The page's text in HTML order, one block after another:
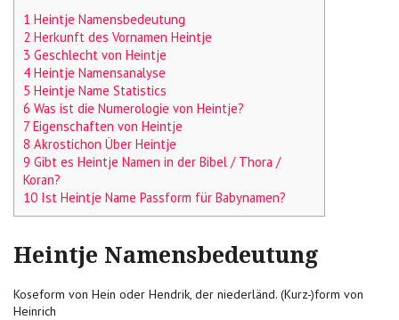
1 Heintje Namensbedeutung
2 Herkunft des Vornamen Heintje
3 Geschlecht von Heintje
4 Heintje Namensanalyse
5 Heintje Name Statistics
6 Was ist die Numerologie von Heintje?
7 Eigenschaften von Heintje
8 Akrostichon Über Heintje
9 Gibt es Heintje Namen in der Bibel / Thora /
Koran?
10 Ist Heintje Name Passform für Babynamen?
Heintje Namensbedeutung
Koseform von Hein oder Hendrik, der niederländ. (Kurz-)form von
Heinrich